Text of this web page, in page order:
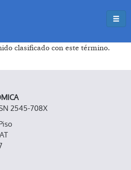
clasificado con este término.
2545-708X